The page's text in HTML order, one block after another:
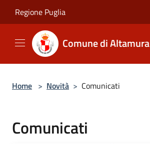
Regione Puglia
Comune di Altamura
Home > Novità > Comunicati
Comunicati